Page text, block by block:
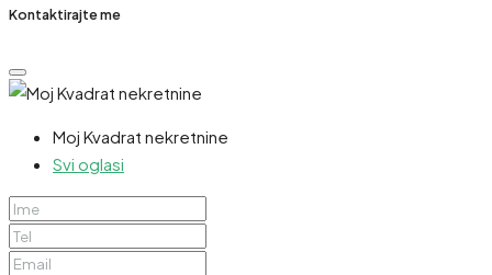
Kontaktirajte me
Moj Kvadrat nekretnine
Svi oglasi